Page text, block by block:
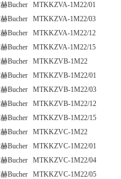
Bucher MTKKZVA-1M22/01
Bucher MTKKZVA-1M22/03
Bucher MTKKZVA-1M22/12
Bucher MTKKZVA-1M22/15
Bucher MTKKZVB-1M22
Bucher MTKKZVB-1M22/01
Bucher MTKKZVB-1M22/03
Bucher MTKKZVB-1M22/12
Bucher MTKKZVB-1M22/15
Bucher MTKKZVC-1M22
Bucher MTKKZVC-1M22/01
Bucher MTKKZVC-1M22/04
Bucher MTKKZVC-1M22/05